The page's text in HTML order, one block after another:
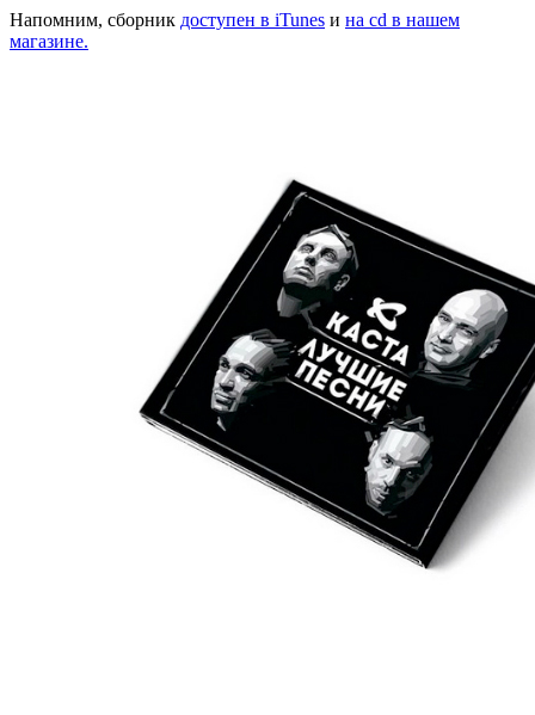
Напомним, сборник доступен в iTunes и на cd в нашем
магазине.